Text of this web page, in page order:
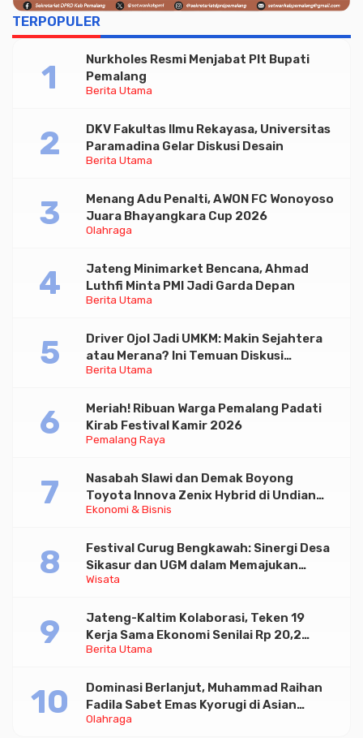
TERPOPULER
Berita Utama
Nurkholes Resmi Menjabat Plt Bupati
Pemalang
Berita Utama
DKV Fakultas Ilmu Rekayasa, Universitas
Paramadina Gelar Diskusi Desain
Olahraga
Menang Adu Penalti, AWON FC Wonoyoso
Juara Bhayangkara Cup 2026
Berita Utama
Jateng Minimarket Bencana, Ahmad
Luthfi Minta PMI Jadi Garda Depan
Berita Utama
Driver Ojol Jadi UMKM: Makin Sejahtera
atau Merana? Ini Temuan Diskusi
Paramadina
Pemalang Raya
Meriah! Ribuan Warga Pemalang Padati
Kirab Festival Kamir 2026
Ekonomi & Bisnis
Nasabah Slawi dan Demak Boyong
Toyota Innova Zenix Hybrid di Undian
Tabungan Bima Bank Jateng
Wisata
Festival Curug Bengkawah: Sinergi Desa
Sikasur dan UGM dalam Memajukan
Wisata serta UMKM Lokal
Berita Utama
Jateng-Kaltim Kolaborasi, Teken 19
Kerja Sama Ekonomi Senilai Rp 20,2
Triliun
Olahraga
Dominasi Berlanjut, Muhammad Raihan
Fadila Sabet Emas Kyorugi di Asian
Taekwondo Indonesia Open 2026